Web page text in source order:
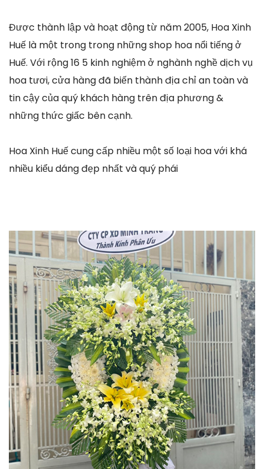
Được thành lập và hoạt động từ năm 2005, Hoa Xinh
Huế là một trong trong những shop hoa nổi tiếng ở
Huế. Với rộng 16 5 kinh nghiệm ở nghành nghề dịch vụ
hoa tươi, cửa hàng đã biến thành địa chỉ an toàn và
tin cậy của quý khách hàng trên địa phương &
những thức giấc bên cạnh.
Hoa Xinh Huế cung cấp nhiều một số loại hoa với khá
nhiều kiểu dáng đẹp nhất và quý phái